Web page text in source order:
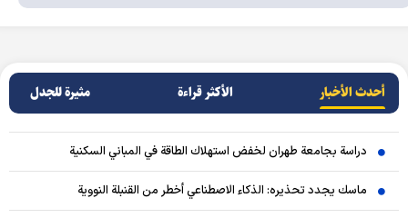
أحدث الأخبار الأکثر قراءة مثيرة للجدل
دراسة بجامعة طهران لخفض استهلاك الطاقة في المباني السكنية
ماسك يجدد تحذيره: الذكاء الاصطناعي أخطر من القنبلة النووية